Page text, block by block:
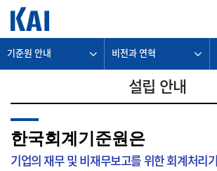
기준원 안내 비전과 연혁
설립 안내
한국회계기준원은
기업의 재무 및 비재무보고를 위한 회계처리